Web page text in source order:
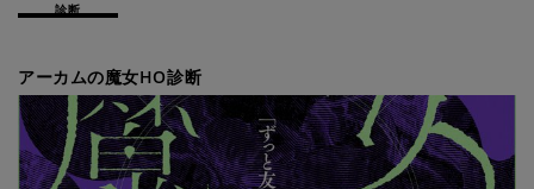
診断
アーカムの魔女HO診断